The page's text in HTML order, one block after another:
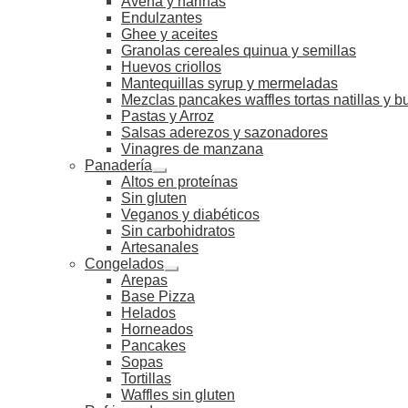
Endulzantes
Ghee y aceites
Granolas cereales quinua y semillas
Huevos criollos
Mantequillas syrup y mermeladas
Mezclas pancakes waffles tortas natillas y
Pastas y Arroz
Salsas aderezos y sazonadores
Vinagres de manzana
Panadería
Altos en proteínas
Sin gluten
Veganos y diabéticos
Sin carbohidratos
Artesanales
Congelados
Arepas
Base Pizza
Helados
Horneados
Pancakes
Sopas
Tortillas
Waffles sin gluten